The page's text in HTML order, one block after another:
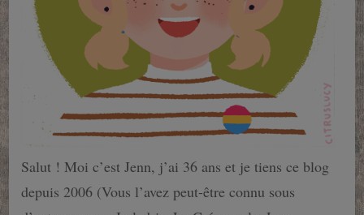
Salut ! Moi c’est Jenn, j’ai 36 ans et je tiens ce blog
depuis 2006 (Vous l’avez peut-être connu sous